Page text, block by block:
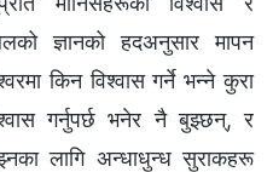
ज्ञानको हदअनुसार मापन
किन विश्‍वास गर्ने भन्‍ने कुरा
गर्नुपर्छ भनेर नै बुझ्छन्, र
लागि अन्धाधुन्ध सुराकहरू